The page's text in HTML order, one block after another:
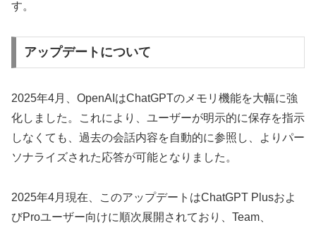
す。​
アップデートについて
2025年4月、OpenAIはChatGPTのメモリ機能を大幅に強
化しました。これにより、ユーザーが明示的に保存を指示
しなくても、過去の会話内容を自動的に参照し、よりパー
ソナライズされた応答が可能となりました。
2025年4月現在、このアップデートはChatGPT Plusおよ
びProユーザー向けに順次展開されており、Team、